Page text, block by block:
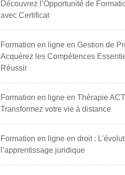
Découvrez l’Opportunité de
avec Certificat
Formation en ligne en Gestion de
Acquérez les Compétences
Réussir
Formation en ligne en Thérapie
Transformez votre vie à distance
Formation en ligne en droit :
l’apprentissage juridique